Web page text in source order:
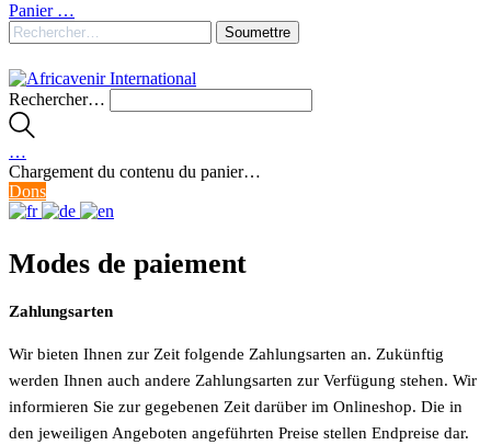
Panier …
Rechercher…
…
Chargement du contenu du panier…
Dons
Modes de paiement
Zahlungsarten
Wir bieten Ihnen zur Zeit folgende Zahlungsarten an. Zukünftig
werden Ihnen auch andere Zahlungsarten zur Verfügung stehen. Wir
informieren Sie zur gegebenen Zeit darüber im Onlineshop. Die in
den jeweiligen Angeboten angeführten Preise stellen Endpreise dar.